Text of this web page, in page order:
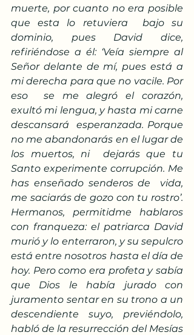
muerte, por cuanto no era posible
que esta lo retuviera  bajo su
dominio, pues David dice,
refiriéndose a él: ‘Veía siempre al
Señor delante de mí, pues está a
mi derecha para que no vacile. Por
eso  se me alegró el corazón,
exultó mi lengua, y hasta mi carne
descansará  esperanzada. Porque
no me abandonarás en el lugar de
los muertos, ni  dejarás que tu
Santo experimente corrupción. Me
has enseñado senderos de  vida,
me saciarás de gozo con tu rostro’.
Hermanos, permitidme hablaros
con franqueza: el patriarca David
murió y lo enterraron, y su sepulcro
está entre nosotros hasta el día de
hoy. Pero como era profeta y sabía
que Dios le había jurado con
juramento sentar en su trono a un
descendiente suyo, previéndolo,
habló de la resurrección del Mesías